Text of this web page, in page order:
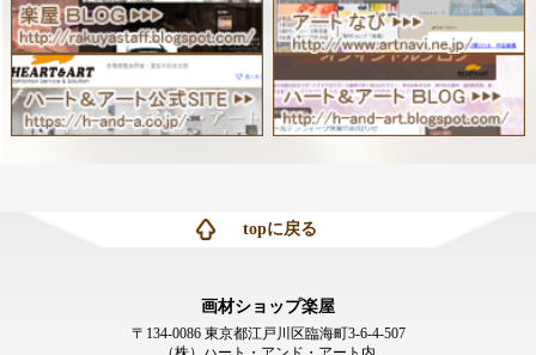
topに戻る
画材ショップ楽屋
〒134-0086 東京都江戸川区臨海町3-6-4-507